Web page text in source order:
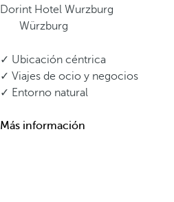
Dorint Hotel Wurzburg
Würzburg
✓ Ubicación céntrica
✓ Viajes de ocio y negocios
✓ Entorno natural
Más información